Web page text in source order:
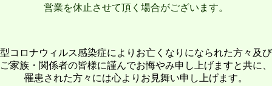
営業を休止させて頂く場合がございます。
コロナウィルス感染症によりお亡くなりになられた方々及
ご家族・関係者の皆様に謹んでお悔やみ申し上げますと共に、
罹患された方々には心よりお見舞い申し上げます。